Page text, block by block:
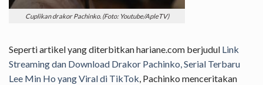
Cuplikan drakor Pachinko. (Foto: Youtube/ApleTV)
Seperti artikel yang diterbitkan hariane.com berjudul Link
Streaming dan Download Drakor Pachinko, Serial Terbaru
Lee Min Ho yang Viral di TikTok, Pachinko menceritakan